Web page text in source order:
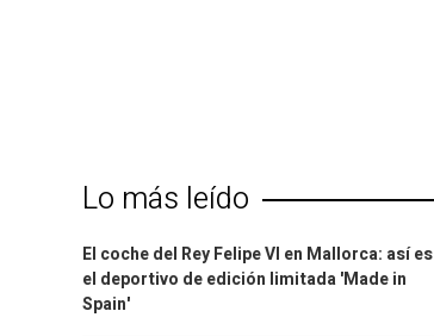
Lo más leído
El coche del Rey Felipe VI en Mallorca: así es
el deportivo de edición limitada 'Made in
Spain'